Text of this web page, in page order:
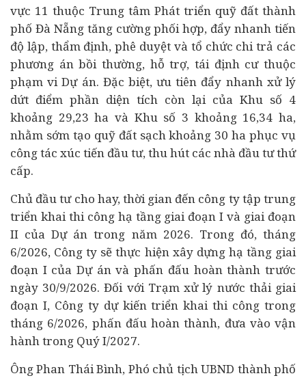
vực 11 thuộc Trung tâm Phát triển quỹ đất thành
phố Đà Nẵng tăng cường phối hợp, đẩy nhanh tiến
độ lập, thẩm định, phê duyệt và tổ chức chi trả các
phương án bồi thường, hỗ trợ, tái định cư thuộc
phạm vi Dự án. Đặc biệt, ưu tiên đẩy nhanh xử lý
dứt điểm phần diện tích còn lại của Khu số 4
khoảng 29,23 ha và Khu số 3 khoảng 16,34 ha,
nhằm sớm tạo quỹ đất sạch khoảng 30 ha phục vụ
công tác xúc tiến đầu tư, thu hút các nhà đầu tư thứ
cấp.
Chủ đầu tư cho hay, thời gian đến công ty tập trung
triển khai thi công hạ tầng giai đoạn I và giai đoạn
II của Dự án trong năm 2026. Trong đó, tháng
6/2026, Công ty sẽ thực hiện xây dựng hạ tầng giai
đoạn I của Dự án và phấn đấu hoàn thành trước
ngày 30/9/2026. Đối với Trạm xử lý nước thải giai
đoạn I, Công ty dự kiến triển khai thi công trong
tháng 6/2026, phấn đấu hoàn thành, đưa vào vận
hành trong Quý I/2027.
Ông Phan Thái Bình, Phó chủ tịch UBND thành phố